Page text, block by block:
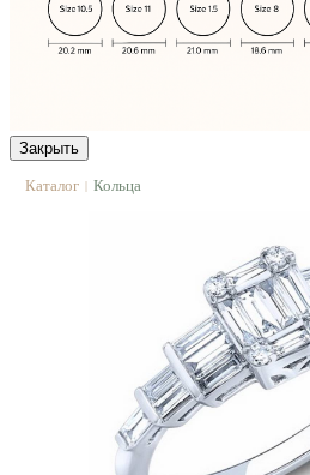
Закрыть
Каталог | Кольца